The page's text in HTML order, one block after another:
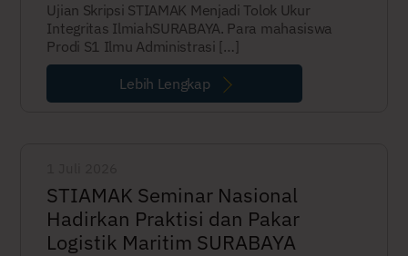
Ujian Skripsi STIAMAK Menjadi Tolok Ukur
Integritas IlmiahSURABAYA. Para mahasiswa
Prodi S1 Ilmu Administrasi […]
Lebih Lengkap
STIAMAK Seminar Nasional
Hadirkan Praktisi dan Pakar
Logistik Maritim SURABAYA